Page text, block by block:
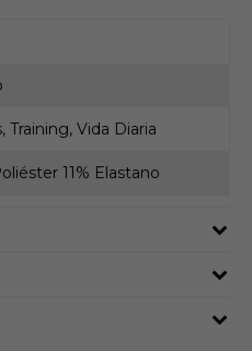
Training, Vida Diaria
11% Elastano